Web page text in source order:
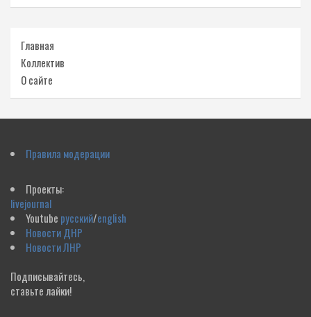
Главная
Коллектив
О сайте
Правила модерации
Проекты:
livejournal
Youtube русский/english
Новости ДНР
Новости ЛНР
Подписывайтесь,
ставьте лайки!